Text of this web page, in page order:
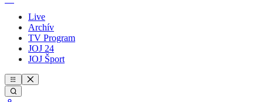
Live
Archív
TV Program
JOJ 24
JOJ Šport